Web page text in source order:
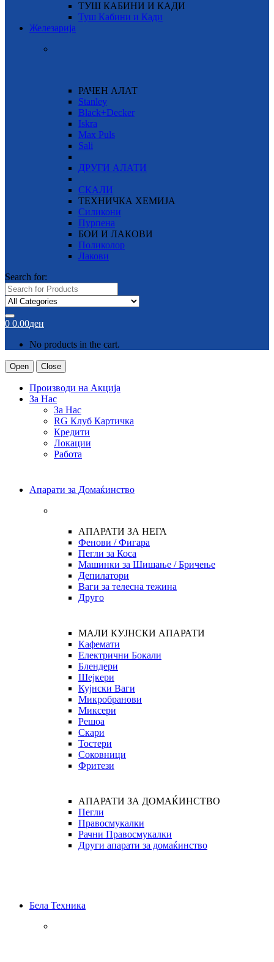
ТУШ КАБИНИ И КАДИ
Туш Кабини и Кади
Железарија
РАЧЕН АЛАТ
Stanley
Black+Decker
Iskra
Max Puls
Sali
ДРУГИ АЛАТИ
СКАЛИ
ТЕХНИЧКА ХЕМИЈА
Силикони
Пурпена
БОИ И ЛАКОВИ
Поликолор
Лакови
Search for:
0 0.00ден
No products in the cart.
Open Close
Производи на Акција
За Нас
За Нас
RG Клуб Картичка
Кредити
Локации
Работа
Апарати за Домаќинство
АПАРАТИ ЗА НЕГА
Фенови / Фигара
Пегли за Коса
Машинки за Шишање / Бричење
Депилатори
Ваги за телесна тежина
Друго
МАЛИ КУЈНСКИ АПАРАТИ
Кафемати
Електрични Бокали
Блендери
Шејкери
Кујнски Ваги
Микробранови
Миксери
Решоа
Скари
Тостери
Соковници
Фритези
АПАРАТИ ЗА ДОМАЌИНСТВО
Пегли
Правосмукалки
Рачни Правосмукалки
Други апарати за домаќинство
Бела Техника